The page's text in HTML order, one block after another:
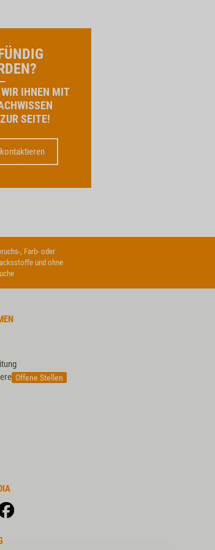
IHNEN MIT
SEITE!
, Farb- oder
und ohne
Offene Stellen